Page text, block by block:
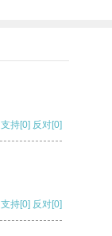
支持[0] 反对[0]
支持[0] 反对[0]